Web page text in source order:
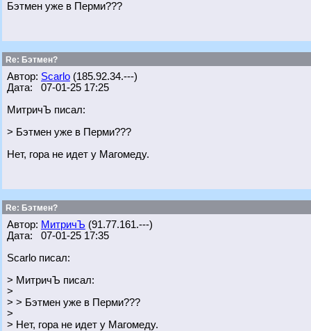
Бэтмен уже в Перми???
Re: Бэтмен?
Автор: Scarlo (185.92.34.---)
Дата: 07-01-25 17:25
МитричЪ писал:
> Бэтмен уже в Перми???
Нет, гора не идет у Магомеду.
Re: Бэтмен?
Автор: МитричЪ (91.77.161.---)
Дата: 07-01-25 17:35
Scarlo писал:
> МитричЪ писал:
>
> > Бэтмен уже в Перми???
>
> Нет, гора не идет у Магомеду.